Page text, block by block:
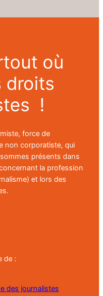
où
droits
!
force de
non corporatiste, qui
présents dans
la profession
et lors des
de :
des journalistes